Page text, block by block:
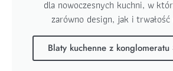
dla nowoczesnych kuchni, w
zarówno design, jak i trwałość
Blaty kuchenne z